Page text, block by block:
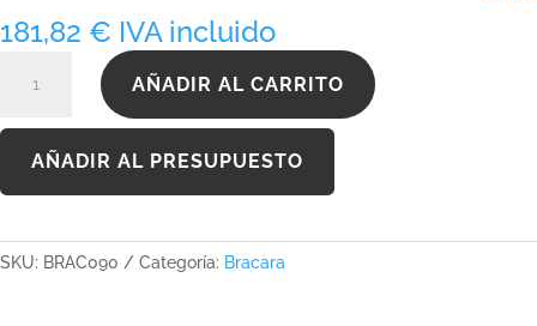
181,82 € IVA incluido
cantidad
AÑADIR AL CARRITO
AÑADIR AL PRESUPUESTO
SKU: BRAC090 Categoría: Bracara